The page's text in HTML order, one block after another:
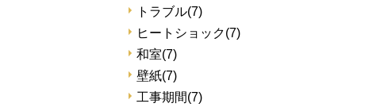
トラブル(7)
ヒートショック(7)
和室(7)
壁紙(7)
工事期間(7)